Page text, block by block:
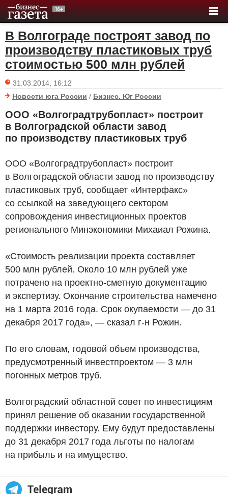
В Волгограде построят завод по
производству пластиковых труб
стоимостью 500 млн рублей
31.03.2014, 16:12
Новости юга России / Бизнес. Юг России
ООО «Волгоградтрубопласт» построит
в Волгоградской области завод
по производству пластиковых труб
ООО «Волгоградтрубопласт» построит
в Волгоградской области завод по производству
пластиковых труб, сообщает «Интерфакс»
со ссылкой на заведующего сектором
сопровождения инвестиционных проектов
регионального Минэкономики Михаиал Рожина.
«Стоимость реализации проекта составляет
500 млн рублей. Около 10 млн рублей уже
потрачено на проектно-сметную документацию
и экспертизу. Окончание строительства намечено
на 1 марта 2016 года. Срок окупаемости — до 31
декабря 2017 года», — сказал г-н Рожин.
По его словам, годовой объем производства,
предусмотренный инвестпроектом — 3 млн
погонных метров труб.
Волгоградский областной совет по инвестициям
принял решение об оказании государственной
поддержки инвестору. Ему будут предоставлены
до 31 декабря 2017 года льготы по налогам
на прибыль и на имущество.